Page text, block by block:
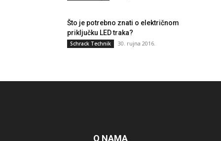
Što je potrebno znati o električnom
priključku LED traka?
Schrack Technik 30. rujna 2016.
O NAMA